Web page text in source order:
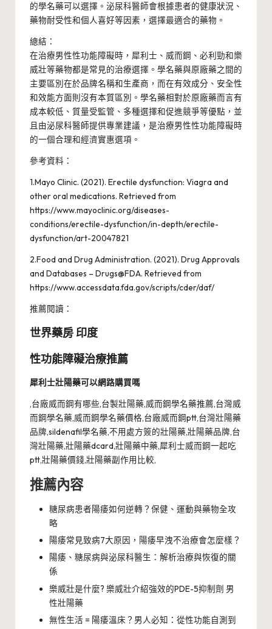
的學名藥可以選擇。泌尿科醫師會根據患者的健康狀況、
藥物耐受性和個人喜好等因素，選擇最適合的藥物。
總結：
在治療男性性功能障礙時，犀利士、威而鋼、必利勁和樂
威壯等藥物都是常見的治療選擇。學名藥與原廠藥之間的
主要區別在於品牌名稱和生產商，而在有效成分、安全性
和效能方面則沒有本質區別。學名藥相對於原廠藥而言有
成本較低、質量受監管、多種選擇和促進競爭等優點，並
且由泌尿科醫師提供專業建議，是治療男性性功能障礙時
的一個合理和經濟實惠選項。
參考資料：
1.Mayo Clinic. (2021). Erectile dysfunction: Viagra and
other oral medications. Retrieved from
https://www.mayoclinic.org/diseases-
conditions/erectile-dysfunction/in-depth/erectile-
dysfunction/art-20047821
2.Food and Drug Administration. (2021). Drug Approvals
and Databases – Drugs@FDA. Retrieved from
https://www.accessdata.fda.gov/scripts/cder/daf/
推薦閱讀：
世界藥房 印度
性功能障礙治療推薦
犀利士壯陽藥可以網路購買嗎
,台廠威而鋼有哪些,台製壯陽藥,威而鋼學名藥推薦,台灣威
而鋼學名藥,威而鋼學名藥價格,台廠威而鋼ptt,台灣壯陽藥
品牌,sildenafil學名藥,不用處方簽的壯陽藥,壯陽藥品牌,台
灣壯陽藥,壯陽藥dcard,壯陽藥中藥,犀利士威而鋼一起吃
ptt,壯陽藥價錢,壯陽藥副作用比較,
推薦內容
糖尿病患者陽痿如何逆轉？保健、運動與藥物全攻
略
陽痿常見致病7大原因，陽痿早洩不治療會怎麼樣？
陽痿、糖尿病與泌尿科醫生：解析治療與恢復的關
係
樂威壯是什麼? 樂威壯介紹強效的PDE-5抑制劑 男
性壯陽藥
無性生活 = 陽痿溫床？男人必知：從性功能自測到